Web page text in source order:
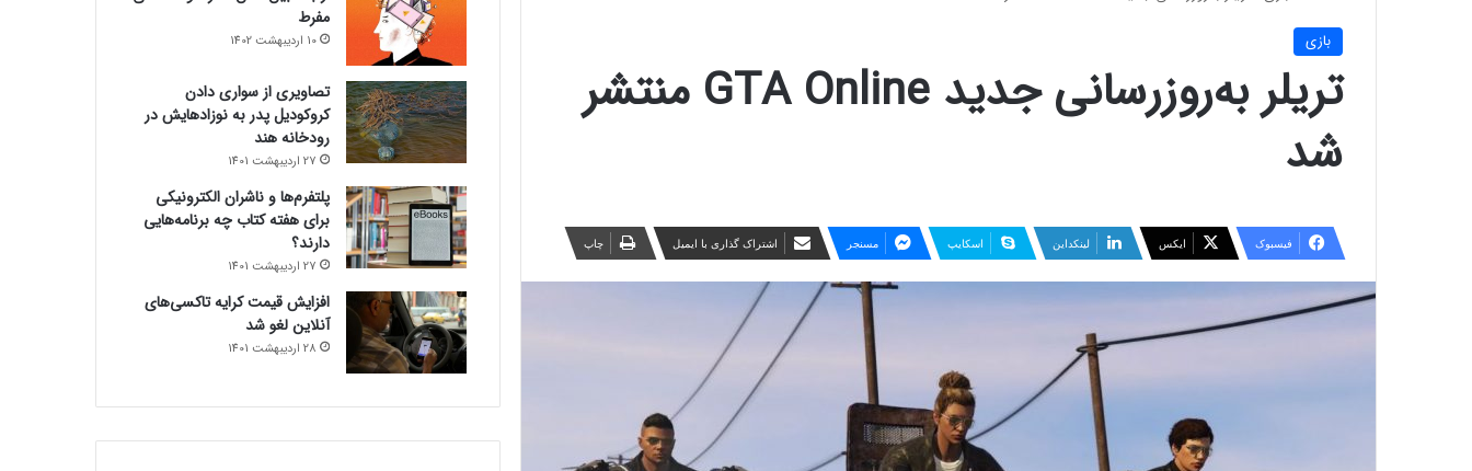
بازی
تریلر به‌روزرسانی جدید GTA Online منتشر
شد
فیسبوک ایکس لینکداین اسکایپ مسنجر اشتراک گذاری با ایمیل چاپ
مفرط
10 اردیبهشت 1402
تصاویری از سواری دادن
کروکودیل پدر به نوزادهایش در
رودخانه هند
27 اردیبهشت 1401
پلتفرم‌ها و ناشران الکترونیکی
برای هفته کتاب چه برنامه‌هایی
دارند؟
27 اردیبهشت 1401
افزایش قیمت کرایه تاکسی‌های
آنلاین لغو شد
28 اردیبهشت 1401